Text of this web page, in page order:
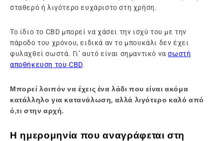
σταθερό ή λιγότερο ευχάριστο στη χρήση.
Το ίδιο το CBD μπορεί να χάσει την ισχύ του με την
πάροδο του χρόνου, ειδικά αν το μπουκάλι δεν έχει
φυλαχθεί σωστά. Γι’ αυτό είναι σημαντικό νασωστή
αποθήκευση του CBD.
Μπορεί λοιπόν να έχεις ένα λάδι που είναι ακόμα
κατάλληλο για κατανάλωση, αλλά λιγότερο καλό από
ό,τι στην αρχή.
Η ημερομηνία που αναγράφεται στη